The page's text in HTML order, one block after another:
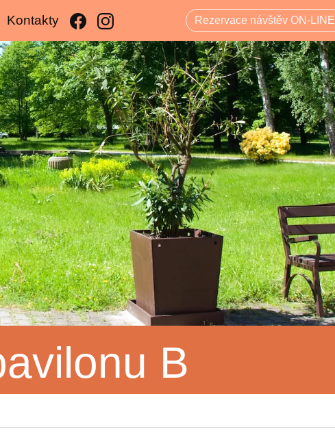
Kontakty Rezervace návštěv ON-LINE
B